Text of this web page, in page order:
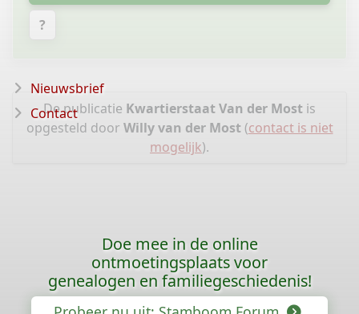
?
De publicatie Kwartierstaat Van der Most is
opgesteld door Willy van der Most(contact is niet
mogelijk).
Nieuwsbrief
Contact
Doe mee in de online
ontmoetingsplaats voor
genealogen en familiegeschiedenis!